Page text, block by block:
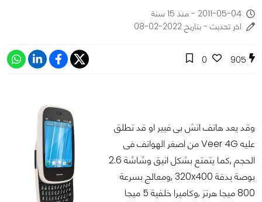
2011-05-04 - منذ 15 سنة
اخر تحديث - بتاريخ 2022-02-08
905
0
وقد يعد هاتف اتش بى فيير او قد تطلق
عليه Veer 4G من اصغر الهواتف فى
الحجم ,كما يتمتع بشكل انيق وشاشة 2.6
بوصة بدقة 320x400 ,ومعالج بسرعة
800 ميجا هرتز ,وكاميرا خلفية 5 ميجا